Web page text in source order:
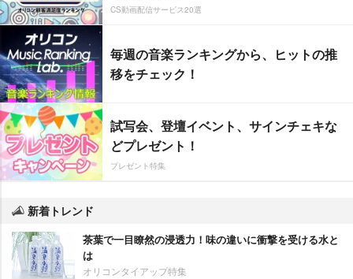
CS動画配信サービス20選
毎週の音楽ランキングから、ヒットの推
移をチェック！
試写会、登壇イベント、サインチェキな
どプレゼント！
プレゼント特集
新着トレンド
茶葉で一目瞭然の浸透力！味の違いに衝撃を受ける水と
は
オリコンタイアップ特集